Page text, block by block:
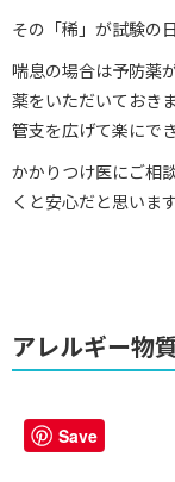
その「稀」が試験の
喘息の場合は予防薬
薬をいただいておき
管支を広げて楽にで
かかりつけ医にご相
くと安心だと思います
アレルギー物
Save